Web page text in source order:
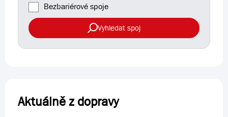
Bezbariérové spoje
Vyhledat spoj
Aktuálně z dopravy